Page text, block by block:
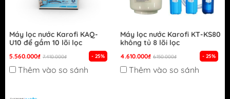
Máy lọc nước Karofi KAQ-
U10 để gầm 10 lõi lọc
5.560.000₫ 7.410.000₫ - 25%
Thêm vào so sánh
Máy lọc nước Karofi KT-KS80
không tủ 8 lõi lọc
4.610.000₫ 6.150.000₫ - 25%
Thêm vào so sánh